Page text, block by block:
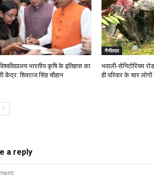
भारतीय कृषि के इतिहास का
केंद्र: शिवराज सिंह चौहान
नैनीताल
भवाली-सेनिटोरियम
ही परिवार के चार
a reply